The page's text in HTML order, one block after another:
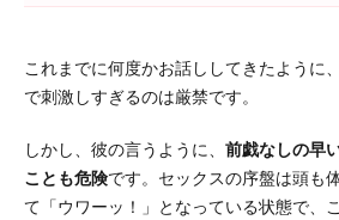
これまでに何度かお話ししてきたように
で刺激しすぎるのは厳禁です。
しかし、彼の言うように、 前戯なしの早
ことも危険です。セックスの序盤は頭も
て「ウワーッ！」となっている状態で、